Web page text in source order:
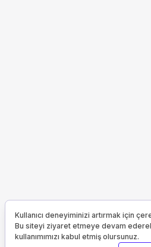
Kullanıcı deneyiminizi artırmak için
Bu siteyi ziyaret etmeye devam
kullanımımızı kabul etmiş olursunuz.